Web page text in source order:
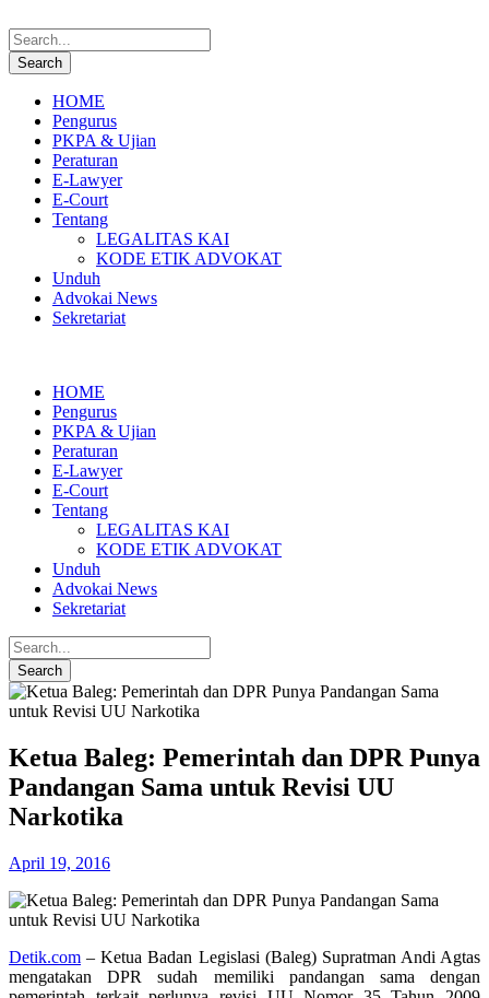
HOME
Pengurus
PKPA & Ujian
Peraturan
E-Lawyer
E-Court
Tentang
LEGALITAS KAI
KODE ETIK ADVOKAT
Unduh
Advokai News
Sekretariat
HOME
Pengurus
PKPA & Ujian
Peraturan
E-Lawyer
E-Court
Tentang
LEGALITAS KAI
KODE ETIK ADVOKAT
Unduh
Advokai News
Sekretariat
Ketua Baleg: Pemerintah dan DPR Punya
Pandangan Sama untuk Revisi UU
Narkotika
April 19, 2016
Detik.com – Ketua Badan Legislasi (Baleg) Supratman Andi Agtas
mengatakan DPR sudah memiliki pandangan sama dengan